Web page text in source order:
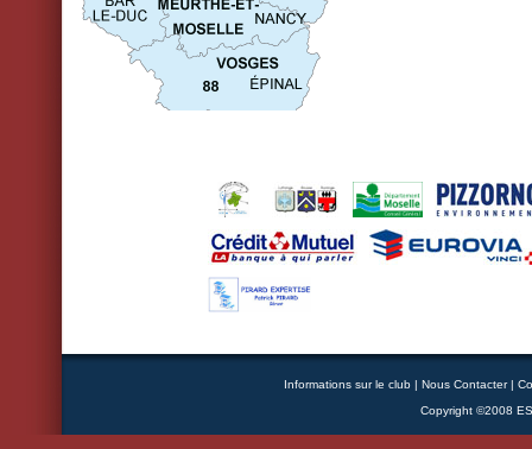
Informations sur le club | Nous Contacter|
Copyright ©2008